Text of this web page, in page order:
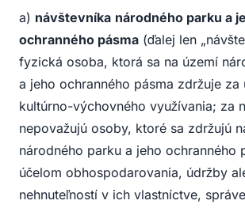
a) návštevníka národného parku a
ochranného pásma (ďalej len
fyzická osoba, ktorá sa na území
a jeho ochranného pásma zdržuje za
kultúrno-výchovného využívania; za
nepovažujú osoby, ktoré sa zdržujú
národného parku a jeho ochranného
účelom obhospodarovania, údržby
nehnuteľností v ich vlastníctve,